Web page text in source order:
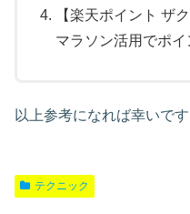
【楽天ポイント ザ
マラソン活用でポ
以上参考になれば幸いです
テクニック